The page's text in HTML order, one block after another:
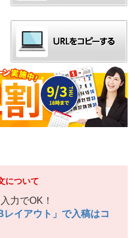
について
力でOK！
レイアウト」で入稿はコ